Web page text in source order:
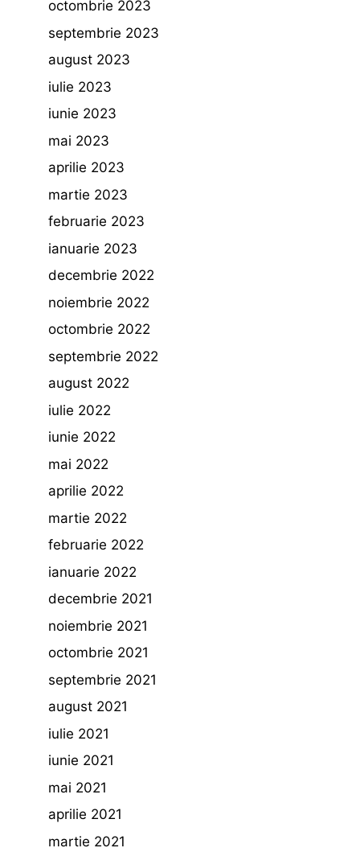
octombrie 2023
septembrie 2023
august 2023
iulie 2023
iunie 2023
mai 2023
aprilie 2023
martie 2023
februarie 2023
ianuarie 2023
decembrie 2022
noiembrie 2022
octombrie 2022
septembrie 2022
august 2022
iulie 2022
iunie 2022
mai 2022
aprilie 2022
martie 2022
februarie 2022
ianuarie 2022
decembrie 2021
noiembrie 2021
octombrie 2021
septembrie 2021
august 2021
iulie 2021
iunie 2021
mai 2021
aprilie 2021
martie 2021